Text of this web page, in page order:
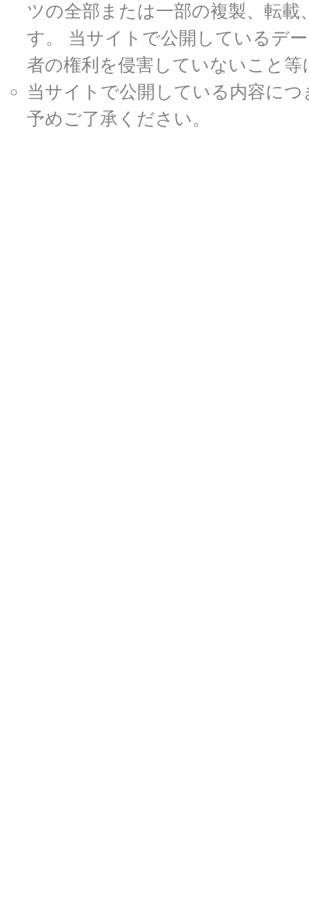
ツの全部または一部の複製、転
す。 当サイトで公開しているデ
者の権利を侵害していないこと
当サイトで公開している内容に
予めご了承ください。